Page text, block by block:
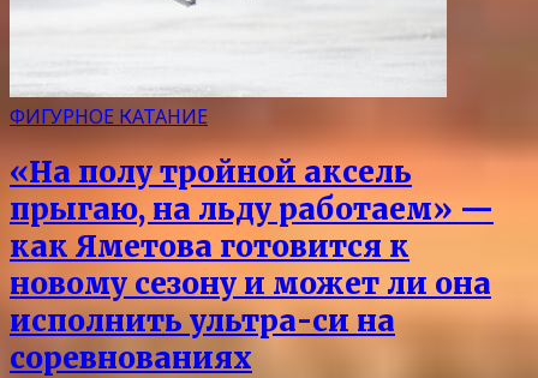
ФИГУРНОЕ КАТАНИЕ
«На полу тройной аксель
прыгаю, на льду работаем» —
как Яметова готовится к
новому сезону и может ли она
исполнить ультра-си на
соревнованиях